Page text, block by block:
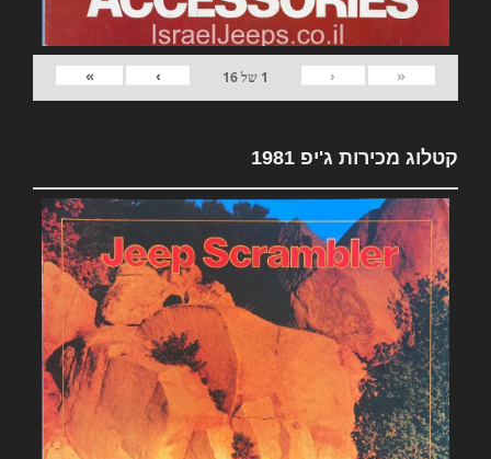
«
‹
1 של16
›
»
קטלוג מכירות ג'יפ 1981